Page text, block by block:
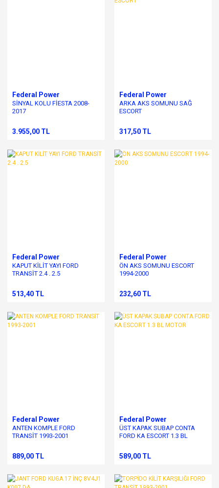
Federal Power
SİNYAL KOLU FİESTA 2008-
2017
3.955,00 TL
Federal Power
ARKA AKS SOMUNU SAĞ
ESCORT
317,50 TL
Federal Power
KAPUT KİLİT YAYI FORD
TRANSİT 2.4 . 2.5
513,40 TL
Federal Power
ÖN AKS SOMUNU ESCORT
1994-2000
232,60 TL
Federal Power
ANTEN KOMPLE FORD
TRANSİT 1993-2001
889,00 TL
Federal Power
ÜST KAPAK SUBAP CONTA
FORD KA ESCORT 1.3 BL
589,00 TL